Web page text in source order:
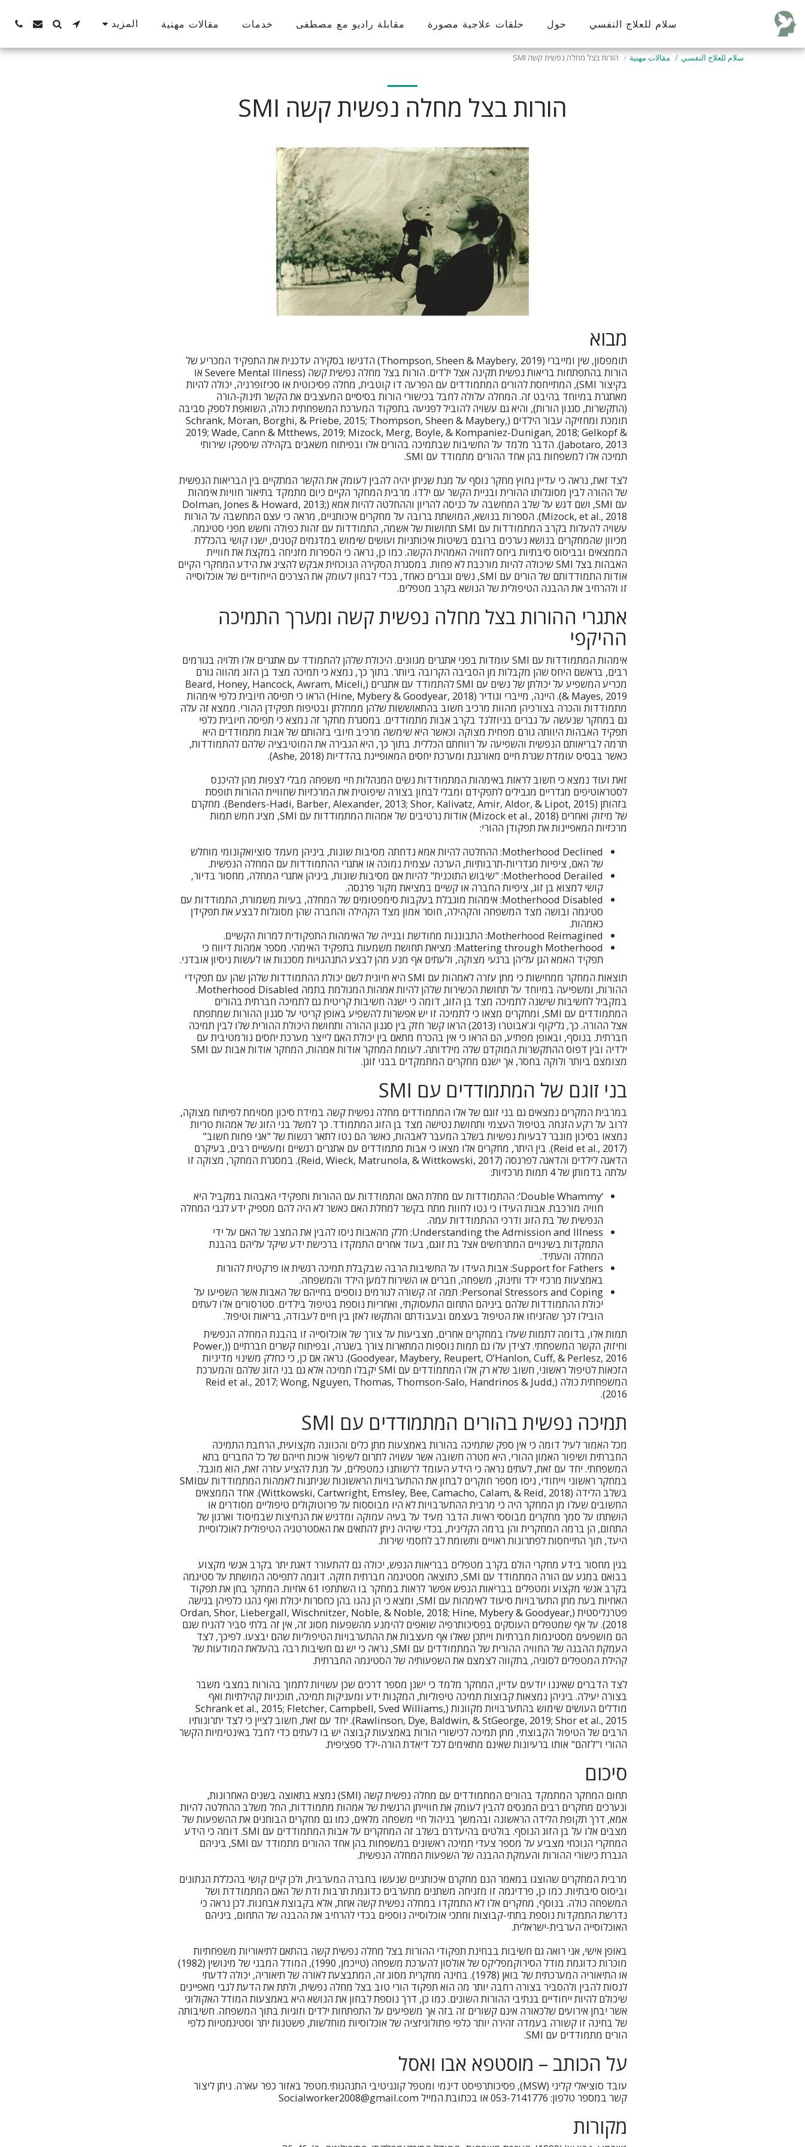
سلام للعلاج النفسي حول حلقات علاجية مصورة مقابلة راديو مع مصطفى خدمات مقالات مهنية المزيد
سلام للعلاج النفسي مقالات مهنية הורות בצל מחלה נפשית קשה SMI
הורות בצל מחלה נפשית קשה SMI
מבוא
תומפסון, שין ומייברי (Thompson, Sheen & Maybery, 2019) הדגישו בסקירה עדכנית את התפקיד המכריע של
הורות בהתפתחות בריאות נפשית תקינה אצל ילדים. הורות בצל מחלה נפשית קשה (Severe Mental Illness או
בקיצור SMI), המתייחסת להורים המתמודדים עם הפרעה דו קוטבית, מחלה פסיכוטית או סכיזופרניה, יכולה להיות
מאתגרת במיוחד בהיבט זה. המחלה עלולה לחבל בכישורי הורות בסיסיים המעצבים את הקשר תינוק-הורה
(התקשרות, סגנון הורות), והיא גם עשויה להוביל לפגיעה בתפקוד המערכת המשפחתית כולה, השואפת לספק סביבה
תומכת ומחזיקה עבור הילדים (Schrank, Moran, Borghi, & Priebe, 2015; Thompson, Sheen & Maybery,
2019; Wade, Cann & Mtthews, 2019; Mizock, Merg, Boyle, & Kompaniez-Dunigan, 2018; Gelkopf &
Jabotaro, 2013). הדבר מלמד על החשיבות שבתמיכה בהורים אלו ובפיתוח משאבים בקהילה שיספקו שירותי
תמיכה אלו למשפחות בהן אחד ההורים מתמודד עם SMI.
לצד זאת, נראה כי עדיין נחוץ מחקר נוסף על מנת שניתן יהיה להבין לעומק את הקשר המתקיים בין הבריאות הנפשית
של ההורה לבין מסוגלותו ההורית ובניית הקשר עם ילדו. מרבית המחקר הקיים כיום מתמקד בתיאור חוויות אימהות
עם SMI, ושם דגש על שלב המחשבה על כניסה להריון וההחלטה להיות אמא (Dolman, Jones & Howard, 2013;
Mizock, et al., 2018). הספרות בנושא, המושתת ברובה על מחקרים איכותניים, מראה כי עצם המחשבה על הורות
עשויה להעלות בקרב המתמודדות עם SMI תחושות של אשמה, התמודדות עם זהות כפולה וחשש מפני סטיגמה.
מכיוון שהמחקרים בנושא נערכים ברובם בשיטות איכותניות ועושים שימוש במדגמים קטנים, ישנו קושי בהכללת
הממצאים ובביסוס סיבתיות ביחס לחוויה האמהית הקשה. כמו כן, נראה כי הספרות מזניחה במקצת את חוויית
האבהות בצל SMI שיכולה להיות מורכבת לא פחות. במסגרת הסקירה הנוכחית אבקש להציג את הידע המחקרי הקיים
אודות התמודדותם של הורים עם SMI, נשים וגברים כאחד, בכדי לבחון לעומק את הצרכים הייחודיים של אוכלוסייה
זו ולהרחיב את ההבנה הטיפולית של הנושא בקרב מטפלים.
אתגרי ההורות בצל מחלה נפשית קשה ומערך התמיכה
ההיקפי
אימהות המתמודדות עם SMI עומדות בפני אתגרים מגוונים. היכולת שלהן להתמודד עם אתגרים אלו תלויה בגורמים
רבים, בראשם היחס שהן מקבלות מן הסביבה הקרובה ביותר. בתוך כך, נמצא כי תמיכה מצד בן הזוג מהווה גורם
מכריע המשפיע על יכולתן של נשים עם SMI להתמודד עם אתגרים (Beard, Honey, Hancock, Awram, Miceli,
& Mayes, 2019). היינה, מייברי וגודיר (Hine, Mybery & Goodyear, 2018) הראו כי תפיסה חיובית כלפי אימהות
מתמודדות והכרה בצורכיהן מהוות מרכיב חשוב בהתאוששות שלהן ממחלתן ובטיפוח תפקידן ההורי. ממצא זה עלה
גם במחקר שנעשה על גברים בניוזלנד בקרב אבות מתמודדים. במסגרת מחקר זה נמצא כי תפיסה חיובית כלפי
תפקיד האבהות היוותה גורם מפחית מצוקה וכאשר היא שימשה מרכיב חיובי בזהותם של אבות מתמודדים היא
תרמה לבריאותם הנפשית והשפיעה על רווחתם הכללית. בתוך כך, היא הגבירה את המוטיבציה שלהם להתמודדות,
כאשר בבסיס עומדת שגרת חיים מאורגנת ומערכת יחסים המאופיינת בהדדיות (Ashe, 2018).
זאת ועוד נמצא כי חשוב לראות באימהות המתמודדות נשים המנהלות חיי משפחה מבלי לצפות מהן להיכנס
לסטראוטיפים מגדריים מגבילים לתפקידם ומבלי לבחון בצורה שיפוטית את המרכזיות שחוויית ההורות תופסת
בזהותן (Benders-Hadi, Barber, Alexander, 2013; Shor, Kalivatz, Amir, Aldor, & Lipot, 2015). מחקרם
של מיזוק ואחרים (Mizock et al., 2018) אודות נרטיבים של אמהות המתמודדות עם SMI, מציג חמש תמות
מרכזיות המאפיינות את תפקודן ההורי:
Motherhood Declined: ההחלטה להיות אמא נדחתה מסיבות שונות, ביניהן מעמד סוציואקונומי מוחלש
של האם, ציפיות מגדריות-תרבותיות, הערכה עצמית נמוכה או אתגרי ההתמודדות עם המחלה הנפשית.
Motherhood Derailed: "שיבוש התוכנית" להיות אם מסיבות שונות, ביניהן אתגרי המחלה, מחסור בדיור,
קושי למצוא בן זוג, ציפיות החברה או קשיים במציאת מקור פרנסה.
Motherhood Disabled: אימהות מוגבלת בעקבות סימפטומים של המחלה, בעיות משמורת, התמודדות עם
סטיגמה ובושה מצד המשפחה והקהילה, חוסר אמון מצד הקהילה והחברה שהן מסוגלות לבצע את תפקידן
כאמהות.
Motherhood Reimagined: התבוננות מחודשת ובנייה של האימהות התפקודית למרות הקשיים.
Mattering through Motherhood: מציאת תחושת משמעות בתפקיד האימהי. מספר אמהות דיווח כי
תפקיד האמא הגן עליהן ברגעי מצוקה, ולעתים אף מנע מהן לבצע התנהגויות מסכנות או לעשות ניסיון אובדני.
תוצאות המחקר ממחישות כי מתן עזרה לאמהות עם SMI היא חיונית לשם יכולת ההתמודדות שלהן שהן עם תפקידי
ההורות, ומשפיעה במיוחד על תחושת הכשירות שלהן להיות אמהות המגולמת בתמה Motherhood Disabled.
במקביל לחשיבות שישנה לתמיכה מצד בן הזוג, דומה כי ישנה חשיבות קריטית גם לתמיכה חברתית בהורים
המתמודדים עם SMI, ומחקרים מצאו כי לתמיכה זו יש אפשרות להשפיע באופן קריטי על סגנון ההורות שמתפתח
אצל ההורה. כך, גליקוף וג'אבוטרו (2013) הראו קשר חזק בין סגנון ההורה ותחושת היכולת ההורית שלו לבין תמיכה
חברתית. בנוסף, ובאופן מפתיע, הם הראו כי אין בהכרח מתאם בין יכולת האם לייצר מערכת יחסים נורמטיבית עם
ילדיה ובין דפוס ההתקשרות המוקדם שלה מילדותה. לעומת המחקר אודות אמהות, המחקר אודות אבות עם SMI
מצומצם ביותר ולוקה בחסר, אך ישנם מחקרים המתמקדים בבני זוגן.
בני זוגם של המתמודדים עם SMI
במרבית המקרים נמצאים גם בני זוגם של אלו המתמודדים מחלה נפשית קשה במידת סיכון מסוימת לפיתוח מצוקה,
לרוב על רקע הזנחה בטיפול העצמי ותחושת נטישה מצד בן הזוג המתמודד. כך למשל בני הזוג של אמהות טריות
נמצאו בסיכון מוגבר לבעיות נפשיות בשלב המעבר לאבהות, כאשר הם נטו לתאר רגשות של "אני פחות חשוב"
(Reid et al., 2017). בין היתר, מחקרים אלו מצאו כי אבות מתמודדים עם אתגרים רגשיים ומעשיים רבים, בעיקרם
הדאגה לילדים והדאגה לפרנסה (Reid, Wieck, Matrunola, & Wittkowski, 2017). במסגרת המחקר, מצוקה זו
עלתה בדמותן של 4 תמות מרכזיות:
‘Double Whammy’: ההתמודדות עם מחלת האם והתמודדות עם ההורות ותפקידי האבהות במקביל היא
חוויה מורכבת. אבות העידו כי נטו לחוות מתח בקשר למחלת האם כאשר לא היה להם מספיק ידע לגבי המחלה
הנפשית של בת הזוג ודרכי ההתמודדות עמה.
Understanding the Admission and Illness: חלק מהאבות ניסו להבין את המצב של האם על ידי
התמקדות בשינויים המתרחשים אצל בת זוגם, בעוד אחרים התמקדו ברכישת ידע שיקל עליהם בהבנת
המחלה והעתיד.
Support for Fathers: אבות העידו על החשיבות הרבה שבקבלת תמיכה רגשית או פרקטית להורות
באמצעות מרכזי ילד ותינוק, משפחה, חברים או השירות למען הילד והמשפחה.
Personal Stressors and Coping: תמה זה קשורה לגורמים נוספים בחייהם של האבות אשר השפיעו על
יכולת ההתמודדות שלהם ביניהם התחום התעסוקתי, ואחריות נוספת בטיפול בילדים. סטרסורים אלו לעתים
הובילו לכך שהזניחו את הטיפול בעצמם ובעבודתם והתקשו לאזן בין חיים לעבודה, בריאות וטיפול.
תמות אלו, בדומה לתמות שעלו במחקרים אחרים, מצביעות על צורך של אוכלוסייה זו בהבנת המחלה הנפשית
וחיזוק הקשר המשפחתי. לצידן עלו גם תמות נוספות המתארות צורך בשגרה, ובפיתוח קשרים חברתיים ((Power,
Goodyear, Maybery, Reupert, O’Hanlon, Cuff, & Perlesz, 2016). נראה אם כן, כי כחלק משינוי מדיניות
הזכאות לטיפול ראשוני, חשוב שלא רק אלו המתמודדים עם SMI יקבלו תמיכה אלא גם בני הזוג שלהם והמערכת
המשפחתית כולה (Reid et al., 2017; Wong, Nguyen, Thomas, Thomson-Salo, Handrinos & Judd,
2016).
תמיכה נפשית בהורים המתמודדים עם SMI
מכל האמור לעיל דומה כי אין ספק שתמיכה בהורות באמצעות מתן כלים והכוונה מקצועית, הרחבת התמיכה
החברתית ושיפור האמון ההורי, היא מטרה חשובה אשר עשויה לתרום לשיפור איכות חייהם של כל החברים בתא
המשפחתי. יחד עם זאת, לעתים נראה כי הידע העומד לרשותנו כמטפלים, על מנת להציע עזרה זאת, הוא מוגבל.
במחקר ראשוני וייחודי, ניסו מספר חוקרים לבחון את ההתערבויות הראשונות שניתנות לאמהות המתמודדות עםSMI
בשלב הלידה (Wittkowski, Cartwright, Emsley, Bee, Camacho, Calam, & Reid, 2018). אחד הממצאים
החשובים שעלו מן המחקר היה כי מרבית ההתערבויות לא היו מבוססות על פרוטוקולים טיפוליים מסודרים או
הושתתו על סמך מחקרים מבוססי ראיות. הדבר מעיד על בעיה עמוקה ומדגיש את הנחיצות שבמיסוד וארגון של
התחום, הן ברמה המחקרית והן ברמה הקלינית, בכדי שיהיה ניתן להתאים את האסטרטגיה הטיפולית לאוכלוסיית
היעד, תוך התייחסות לפתרונות ראויים ותשומת לב לחסמי שירות.
בגין מחסור בידע מחקרי הולם בקרב מטפלים בבריאות הנפש, יכולה גם להתעורר דאגת יתר בקרב אנשי מקצוע
בבואם במגע עם הורה המתמודד עם SMI, כתוצאה מסטיגמה חברתית חזקה. דוגמה לתפיסה המושתת על סטיגמה
בקרב אנשי מקצוע ומטפלים בבריאות הנפש אפשר לראות במחקר בו השתתפו 61 אחיות. המחקר בחן את תפקוד
האחיות בעת מתן התערבויות סיעוד לאימהות עם SMI, ומצא כי הן נהגו בהן כחסרות יכולת ואף נהגו כלפיהן בגישה
פטרנליסטית (Ordan, Shor, Liebergall, Wischnitzer, Noble, & Noble, 2018; Hine, Mybery & Goodyear,
2018). על אף שמטפלים העוסקים בפסיכותרפיה שואפים להימנע מהשפעות מסוג זה, אין זה בלתי סביר להניח שגם
הם מושפעים מסטיגמות חברתיות וייתכן שאלו אף מעצבות את ההתערבויות הטיפוליות שהם יבצעו. לפיכך, לצד
העמקת ההבנה של החוויה ההורית של המתמודדים עם SMI, נראה כי יש גם חשיבות רבה בהעלאת המודעות של
קהילת המטפלים לסוגיה, בתקווה לצמצם את השפעותיה של הסטיגמה החברתית.
לצד הדברים שאיננו יודעים עדיין, המחקר מלמד כי ישנן מספר דרכים שכן עשויות לתמוך בהורות במצבי משבר
בצורה יעילה. ביניהן נמצאות קבוצות תמיכה טיפוליות, המקנות ידע ומעניקות תמיכה, תוכניות קהילתיות ואף
מודלים העושים שימוש בהתערבויות מקוונות (Schrank et al., 2015; Fletcher, Campbell, Sved Williams,
Rawlinson, Dye, Baldwin, & StGeorge, 2019; Shor et al., 2015). יחד עם זאת, חשוב לציין כי לצד יתרונותיו
הרבים של הטיפול הקבוצתי, מתן תמיכה לכישורי הורות באמצעות קבוצה יש בו לעתים כדי לחבל באינטימיות הקשר
ההורי ו"לזהם" אותו ברעיונות שאינם מתאימים לכל דיאדת הורה-ילד ספציפית.
סיכום
תחום המחקר המתמקד בהורים המתמודדים עם מחלה נפשית קשה (SMI) נמצא בתאוצה בשנים האחרונות,
ונערכים מחקרים רבים המנסים להבין לעומק את חווייתן הרגשית של אמהות מתמודדות, החל משלב ההחלטה להיות
אמא, דרך תקופת הלידה הראשונה ובהמשך בניהול חיי משפחה מלאים, כמו גם מחקרים הבוחנים את ההשפעות של
מצבים אלו על בן הזוג הנוסף. בולטים בהיעדרם בשלב זה המחקרים על אבות המתמודדים עם SMI. דומה כי הידע
המחקרי הנוכחי מצביע על מספר צעדי תמיכה ראשונים במשפחות בהן אחד ההורים מתמודד עם SMI, ביניהם
הגברת כישורי ההורות והעמקת ההבנה של השפעות המחלה הנפשית.
מרבית המחקרים שהוצגו במאמר הנם מחקרם איכותניים שנעשו בחברה המערבית, ולכן קיים קושי בהכללת הנתונים
וביסוס סיבתיות. כמו כן, פרדיגמה זו מזניחה משתנים מתערבים כדוגמת תרבות ודת של האם המתמודדת ושל
המשפחה כולה. בנוסף, מחקרים אלו לא התמקדו במחלה נפשית קשה אחת, אלא בקבוצת אבחנות. לכן נראה כי
נדרשת התמקדות נוספת בתתי-קבוצות וחתכי אוכלוסייה נוספים בכדי להרחיב את ההבנה של התחום, ביניהם
האוכלוסייה הערבית-ישראלית.
באופן אישי, אני רואה גם חשיבות בבחינת תפקודי ההורות בצל מחלה נפשית קשה בהתאם לתיאוריות משפחתיות
מוכרות כדוגמת מודל הסירוקמפליקס של אולסון להערכת משפחה (טייכמן, 1990), המודל המבני של מינושין (1982)
או התיאוריה המערכתית של בואן (1978). בחינה מחקרית מסוג זה, המתבצעת לאורה של תיאוריה, יכולה לדעתי
לנסות להבין ולהסביר בצורה רחבה יותר מה הוא תפקוד הורי טוב בצל מחלה נפשית, ולתת את הדעת לגבי מאפיינים
שיכולם להיות ייחודיים בנתיבי ההורות השונים. כמו כן, דרך נוספת לבחון את הנושא היא באמצעות המודל האקולוגי
אשר יבחן אירועים שלכאורה אינם קשורים זה בזה אך משפיעים על התפתחות ילדים וזוגיות בתוך המשפחה. חשיבותה
של בחינה זו קשורה בעמדה זהירה יותר כלפי פתולוגיזציה של אוכלוסיות מוחלשות, פשטנות יתר וסטיגמטיות כלפי
הורים מתמודדים עם SMI.
על הכותב – מוסטפא אבו ואסל
עובד סוציאלי קליני (MSW), פסיכותרפיסט דינמי ומטפל קוגניטיבי התנהגותי.מטפל באזור כפר עארה. ניתן ליצור
קשר במספר טלפון: 053-7141776 או בכתובת המייל Socialworker2008@gmail.com
מקורות